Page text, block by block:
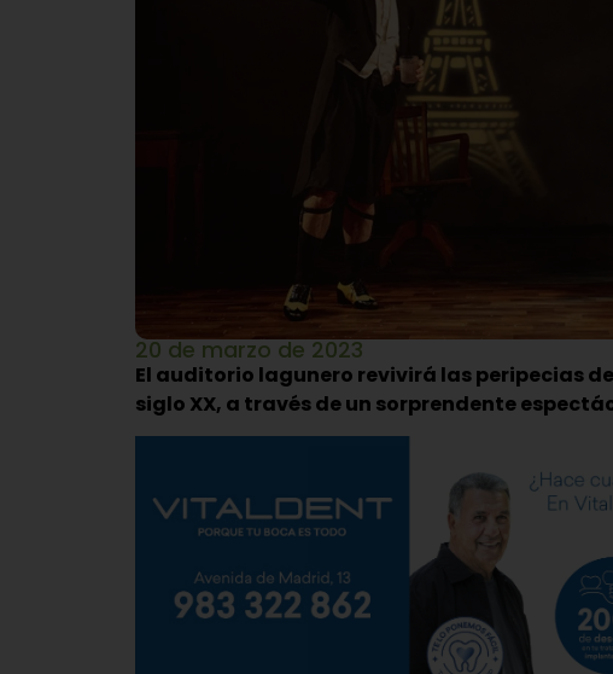
20 de marzo de 2023
El auditorio lagunero revivirá las peripecias
siglo XX, a través de un sorprendente